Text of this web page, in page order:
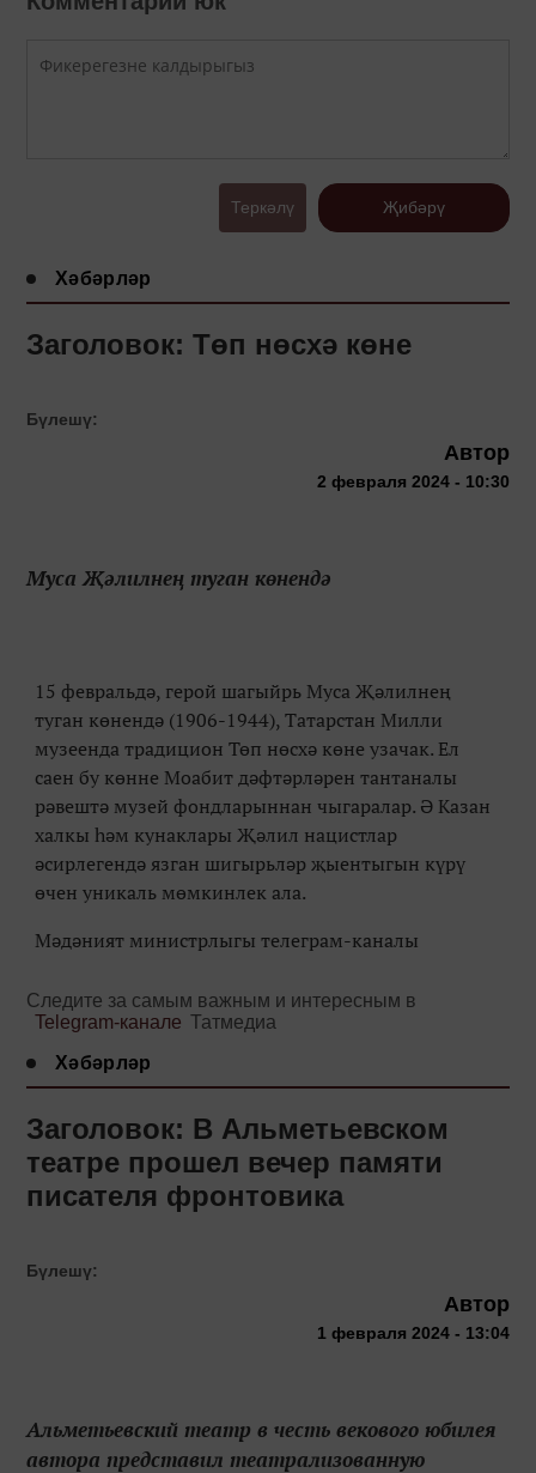
Теркәлү Җибәрү
Хәбәрләр
Заголовок: Төп нөсхә көне
Бүлешү:
Автор
2 февраля 2024 - 10:30
Муса Җәлилнең туган көнендә
15 февральдә, герой шагыйрь Муса Җәлилнең
туган көнендә (1906-1944), Татарстан Милли
музеенда традицион Төп нөсхә көне узачак. Ел
саен бу көнне Моабит дәфтәрләрен тантаналы
рәвештә музей фондларыннан чыгаралар. Ә Казан
халкы һәм кунаклары Җәлил нацистлар
әсирлегендә язган шигырьләр җыентыгын күрү
өчен уникаль мөмкинлек ала.
Мәдәният министрлыгы телеграм-каналы
Следите за самым важным и интересным в
Telegram-канале Татмедиа
Хәбәрләр
Заголовок: В Альметьевском
театре прошел вечер памяти
писателя фронтовика
Бүлешү:
Автор
1 февраля 2024 - 13:04
Альметьевский театр в честь векового юбилея
автора представил театрализованную